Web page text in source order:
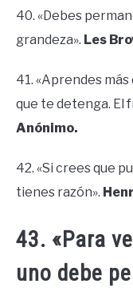
40. «Debes
grandeza». Les
41. «Aprendes
que te detenga. El
Anónimo.
42. «Si crees que
tienes razón».
43. «Para
uno debe